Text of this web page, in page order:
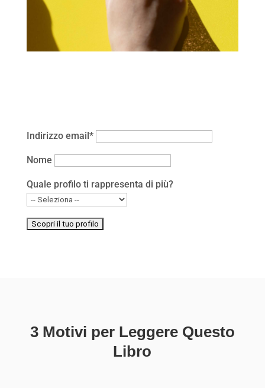
Indirizzo email*
Nome
Quale profilo ti rappresenta di più?
3 Motivi per Leggere Questo
Libro